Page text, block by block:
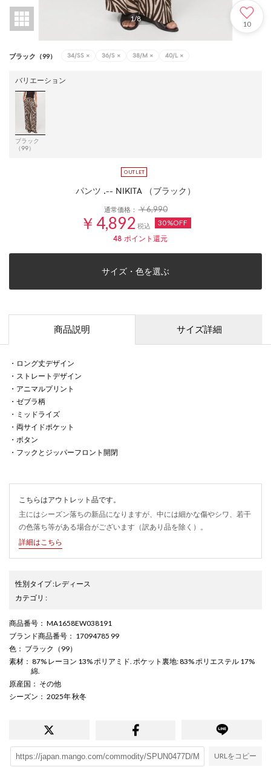
1/8
10
ブラック（99） 34/SS × 36/S × 38/M × 40/L ×
バリエーション
ブラック
（99）
パンツ .-- NIKITA （ブラック）
通常価格：￥6,990
￥4,892 税込 30%OFF
48ポイント還元
サイズ・色を選ぶ
商品説明 サイズ詳細
・ロング丈デザイン
・ストレートデザイン
・アニマルプリント
・ゼブラ柄
・ミッドライズ
・両サイドポケット
・ボタン
・フックとジッパーフロント開閉
こちらはアウトレット品です。
主にはシーズン落ちの新品になりますが、中には細かな傷やシワ、若干
の色落ち等がある場合がございます（訳あり品を除く）。
詳細はこちら
性別タイプ:レディース
カテゴリ :
商品番号 ： MA1658EW038191
ブランド商品番号 ： 17094785 99
色 ： ブラック（99）
素材 ： 87% レーヨン 13% ポリアミド. ポケット裏地: 83% ポリエステル 17%
綿.
原産国 ： その他
シーズン ： 2025年 秋冬
URLをコピー